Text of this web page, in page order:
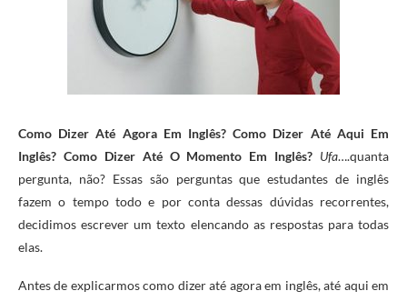
Como Dizer Até Agora Em Inglês? Como Dizer Até Aqui Em
Inglês? Como Dizer Até O Momento Em Inglês? Ufa….quanta
pergunta, não? Essas são perguntas que estudantes de inglês
fazem o tempo todo e por conta dessas dúvidas recorrentes,
decidimos escrever um texto elencando as respostas para todas
elas.
Antes de explicarmos como dizer até agora em inglês, até aqui em